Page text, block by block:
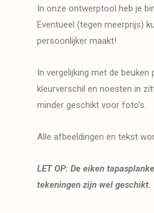
In onze ontwerptool heb je
Eventueel (tegen meerprijs)
persoonlijker maakt!
In vergelijking met de beuken
kleurverschil en noesten in
minder geschikt voor foto’s.
Alle afbeeldingen en tekst
LET OP: De eiken
tekeningen zijn wel geschikt.